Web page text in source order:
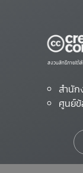
สงวนสิทธิ์ภายใ
สำนัก
ศูนย์ข้